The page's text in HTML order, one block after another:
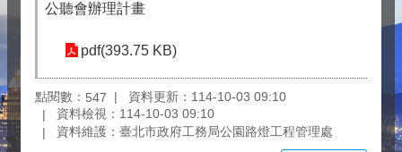
公聽會辦理計畫
pdf(393.75 KB)
點閱數： 547
資料更新：114-10-03 09:10
資料檢視：114-10-03 09:10
資料維護：臺北市政府工務局公園路燈工程管理處